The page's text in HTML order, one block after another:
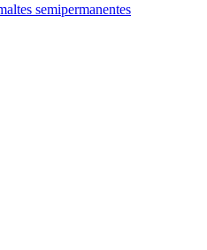
semipermanentes